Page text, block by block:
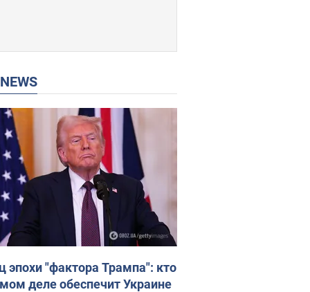
NEWS
эпохи "фактора Трампа": кто
деле обеспечит Украине